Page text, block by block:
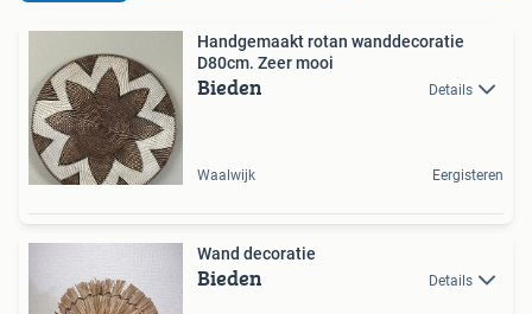
Handgemaakt rotan wanddecoratie
D80cm. Zeer mooi
Bieden Details
Waalwijk Eergisteren
Wand decoratie
Bieden Details